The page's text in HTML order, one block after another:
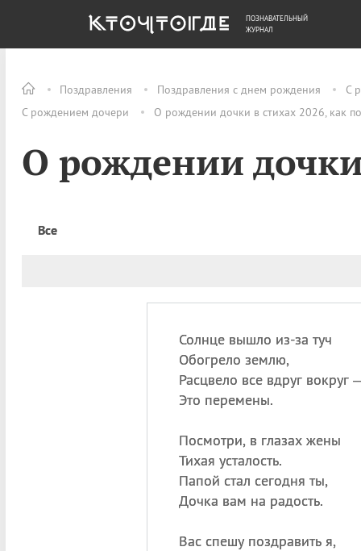
Поздравления Поздравления с днем рождения
С
С рождением дочери
О рождении дочки в стихах 2026, как
О рождении
Все
Солнце вышло из-за туч
Обогрело землю,
Расцвело все вдруг вокруг
Это перемены.
Посмотри, в глазах жены
Тихая усталость.
Папой стал сегодня ты,
Дочка вам на радость.
Вас спешу поздравить я,
ОБЩЕСТВО ДЕНЬГИ
ПОЗНАВАТЕЛЬНЫЙ
ЖУРНАЛ